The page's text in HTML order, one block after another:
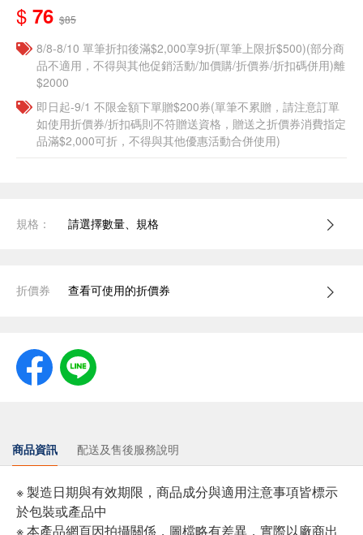
$ 76 $85
8/8-8/10 單筆折扣後滿$2,000享9折(單筆上限折$500)(部分商
品不適用，不得與其他促銷活動/加價購/折價券/折扣碼併用)離
$2000
即日起-9/1 不限金額下單贈$200券(單筆不累贈，請注意訂單
如使用折價券/折扣碼則不符贈送資格，贈送之折價券消費指定
品滿$2,000可折，不得與其他優惠活動合併使用)
規格： 請選擇數量、規格
折價券 查看可使用的折價券
商品資訊 配送及售後服務說明
※ 製造日期與有效期限，商品成分與適用注意事項皆標示
於包裝或產品中
※ 本產品網頁因拍攝關係，圖檔略有差異，實際以廠商出